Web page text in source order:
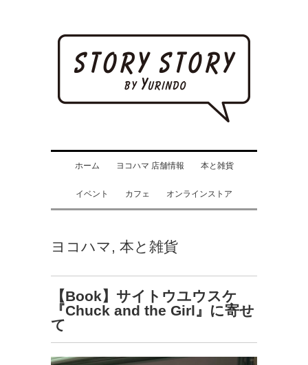
ホーム ヨコハマ 店舗情報 本と雑貨
イベント カフェ オンラインストア
ヨコハマ , 本と雑貨
【Book】サイトウユウスケ
『Chuck and the Girl』に寄せ
て